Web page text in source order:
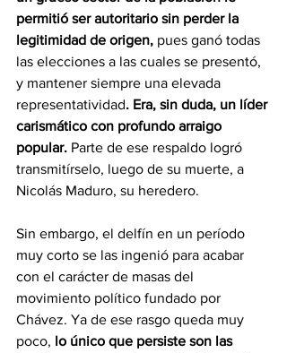
permitió ser autoritario sin perder la
legitimidad de origen, pues ganó todas
las elecciones a las cuales se presentó,
y mantener siempre una elevada
representatividad. Era, sin duda, un líder
carismático con profundo arraigo
popular. Parte de ese respaldo logró
transmitírselo, luego de su muerte, a
Nicolás Maduro, su heredero.
Sin embargo, el delfín en un período
muy corto se las ingenió para acabar
con el carácter de masas del
movimiento político fundado por
Chávez. Ya de ese rasgo queda muy
poco, lo único que persiste son las